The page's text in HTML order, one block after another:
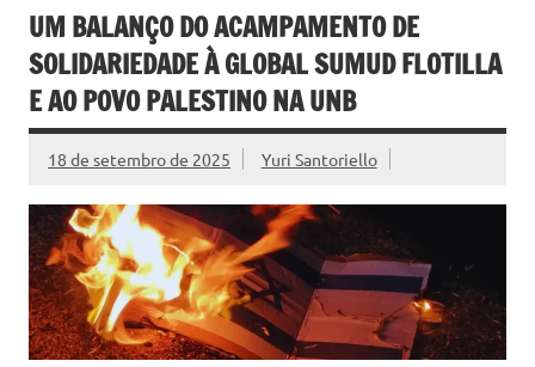
UM BALANÇO DO ACAMPAMENTO DE
SOLIDARIEDADE À GLOBAL SUMUD FLOTILLA
E AO POVO PALESTINO NA UNB
18 de setembro de 2025 Yuri Santoriello